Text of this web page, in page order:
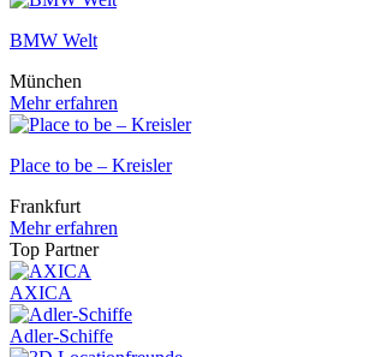
BMW Welt
München
Mehr erfahren
Place to be – Kreisler
Frankfurt
Mehr erfahren
Top Partner
AXICA
Adler-Schiffe